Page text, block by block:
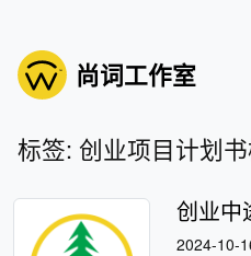
尚词工作室
标签: 创业项目计划
创业中
2024-10-